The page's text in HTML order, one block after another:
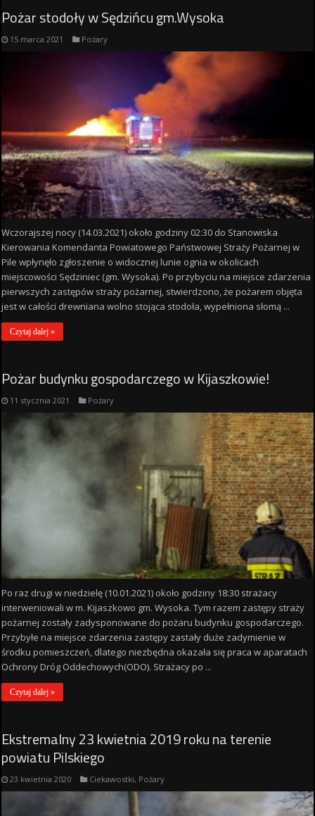
Pożar stodoły w Sędzińcu gm.Wysoka
15 marca 2021 Pożary
Wczorajszej nocy (14.03.2021) około godziny 02:30 do Stanowiska
Kierowania Komendanta Powiatowego Państwowej Straży Pożarnej w
Pile wpłynęło zgłoszenie o widocznej lunie ognia w okolicach
miejscowości Sędziniec (gm. Wysoka). Po przybyciu na miejsce zdarzenia
pierwszych zastępów straży pożarnej, stwierdzono, że pożarem objęta
jest w całości drewniana wolno stojąca stodoła, wypełniona słomą ...
Czytaj dalej »
Pożar budynku gospodarczego w Kijaszkowie!
11 stycznia 2021 Pożary
Po raz drugi w niedzielę (10.01.2021) około godziny 18:30 strażacy
interweniowali w m. Kijaszkowo gm. Wysoka. Tym razem zastępy straży
pożarnej zostały zadysponowane do pożaru budynku gospodarczego.
Przybyłe na miejsce zdarzenia zastępy zastały duże zadymienie w
środku pomieszczeń, dlatego niezbędna okazała się praca w aparatach
Ochrony Dróg Oddechowych(ODO). Strażacy po ...
Czytaj dalej »
Ekstremalny 23 kwietnia 2019 roku na terenie
powiatu Pilskiego
23 kwietnia 2020 Ciekawostki, Pożary